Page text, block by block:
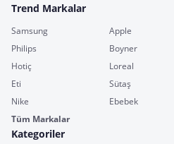
Trend Markalar
Samsung Apple
Philips
Boyner
Hotiç
Loreal
Eti
Sütaş
Nike
Ebebek
Tüm Markalar
Kategoriler